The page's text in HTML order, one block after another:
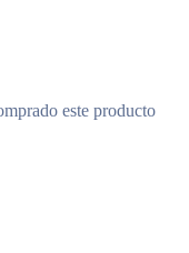
este producto